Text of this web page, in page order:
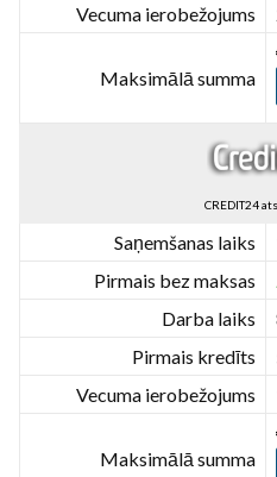
Vecuma ierobežojums
Maksimālā summa
CREDIT24
Saņemšanas laiks
Pirmais bez maksas
Darba laiks
Pirmais kredīts
Vecuma ierobežojums
Maksimālā summa